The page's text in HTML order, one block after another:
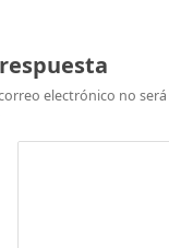
electrónico no